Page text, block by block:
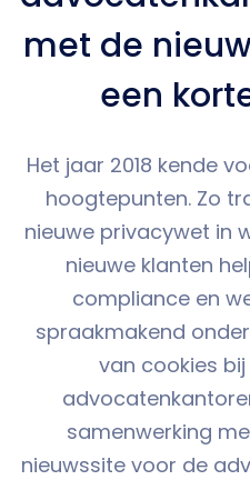
met de
een
Het jaar 2018 kende
hoogtepunten. Zo
nieuwe privacywet in
nieuwe klanten
compliance en
spraakmakend
van cookies
samenwerking
nieuwssite voor de